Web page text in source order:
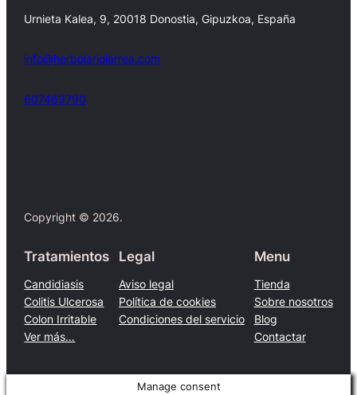
Urnieta Kalea, 9, 20018 Donostia, Gipuzkoa, España
info@herbolariolarrea.com
607469790
Copyright © 2026.
Tratamientos
Candidiasis
Colitis Ulcerosa
Colon Irritable
Ver más…
Legal
Aviso legal
Política de cookies
Condiciones del servicio
Menu
Tienda
Sobre nosotros
Blog
Contactar
Manage consent